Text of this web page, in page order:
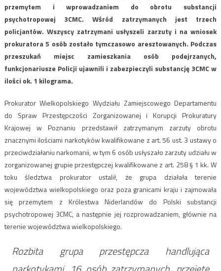
przemytem i wprowadzaniem do obrotu substancji
psychotropowej 3CMC. Wśród zatrzymanych jest trzech
policjantów. Wszyscy zatrzymani usłyszeli zarzuty i na wniosek
prokuratora 5 osób zostało tymczasowo aresztowanych. Podczas
przeszukań miejsc zamieszkania osób podejrzanych,
funkcjonariusze Policji ujawnili i zabezpieczyli substancję 3CMC w
ilości ok. 1 kilograma.
Prokurator Wielkopolskiego Wydziału Zamiejscowego Departamentu
do Spraw Przestępczości Zorganizowanej i Korupcji Prokuratury
Krajowej w Poznaniu przedstawił zatrzymanym zarzuty obrotu
znacznymi ilościami narkotyków kwalifikowane z art. 56 ust. 3 ustawy o
przeciwdziałaniu narkomanii, w tym 6 osób usłyszało zarzuty udziału w
zorganizowanej grupie przestępczej kwalifikowane z art. 258 § 1 kk. W
toku śledztwa prokurator ustalił, że grupa działała terenie
województwa wielkopolskiego oraz poza granicami kraju i zajmowała
się przemytem z Królestwa Niderlandów do Polski substancji
psychotropowej 3CMC, a następnie jej rozprowadzaniem, głównie na
terenie województwa wielkopolskiego.
Rozbita grupa przestępcza handlująca